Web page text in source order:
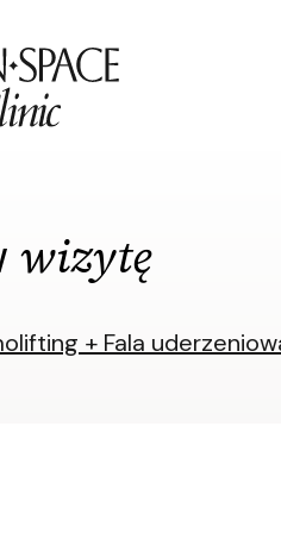
wizytę
+ Fala